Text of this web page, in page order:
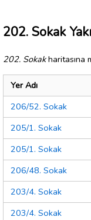
202. Sokak
202. Sokakharitasına
Yer Adı
206/52. Sokak
205/1. Sokak
205/1. Sokak
206/48. Sokak
203/4. Sokak
203/4. Sokak